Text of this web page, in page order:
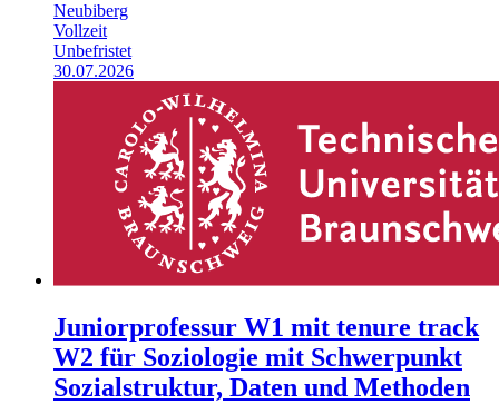
Neubiberg
Vollzeit
Unbefristet
30.07.2026
Juniorprofessur W1 mit tenure track
W2 für Soziologie mit Schwerpunkt
Sozialstruktur, Daten und Methoden